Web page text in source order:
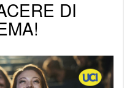
DI